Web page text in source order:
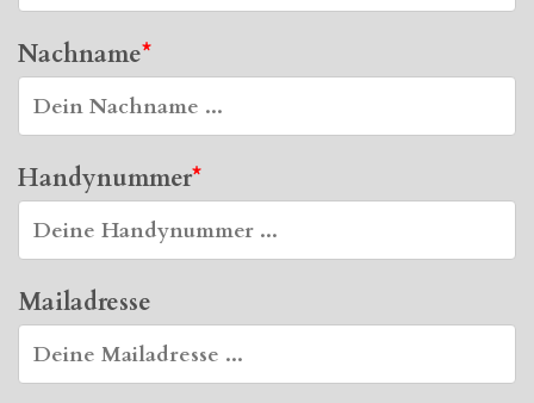
Nachname
Handynummer
Mailadresse